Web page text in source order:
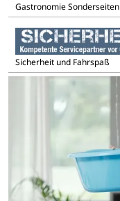
Gastronomie Sonderseiten
Sicherheit und Fahrspaß